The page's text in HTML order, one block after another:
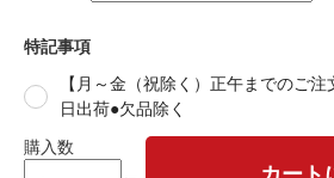
特記事項
【月～金（祝除く）正午までのご
日出荷●欠品除く
購入数